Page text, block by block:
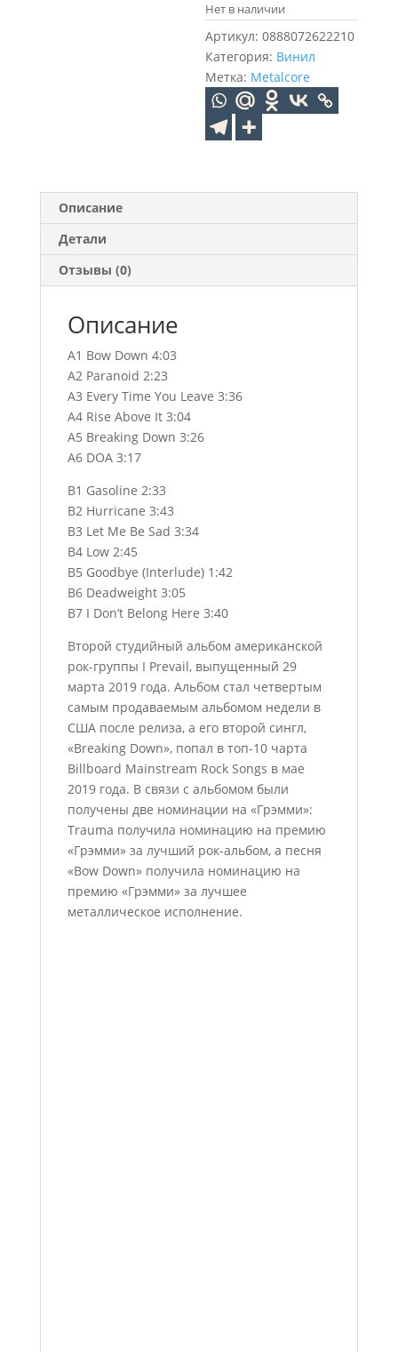
Нет в наличии
Артикул:0888072622210
Категория: Винил
Метка: Metalcore
Описание
Детали
Отзывы (0)
Описание
A1 Bow Down 4:03
A2 Paranoid 2:23
A3 Every Time You Leave 3:36
A4 Rise Above It 3:04
A5 Breaking Down 3:26
A6 DOA 3:17
B1 Gasoline 2:33
B2 Hurricane 3:43
B3 Let Me Be Sad 3:34
B4 Low 2:45
B5 Goodbye (Interlude) 1:42
B6 Deadweight 3:05
B7 I Don’t Belong Here 3:40
Второй студийный альбом американской
рок-группы I Prevail, выпущенный 29
марта 2019 года. Альбом стал четвертым
самым продаваемым альбомом недели в
США после релиза, а его второй сингл,
«Breaking Down», попал в топ-10 чарта
Billboard Mainstream Rock Songs в мае
2019 года. В связи с альбомом были
получены две номинации на «Грэмми»:
Trauma получила номинацию на премию
«Грэмми» за лучший рок-альбом, а песня
«Bow Down» получила номинацию на
премию «Грэмми» за лучшее
металлическое исполнение.